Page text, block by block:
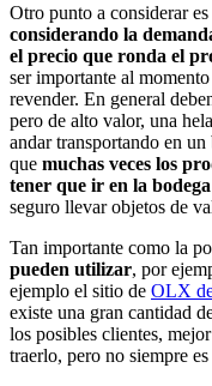
Otro punto a considerar es
considerando la
el precio que ronda el
ser importante al
revender. En general
pero de alto valor, una
andar transportando en
que muchas veces los
tener que ir en la
seguro llevar objetos de
Tan importante como la
pueden utilizar, por
ejemplo el sitio de OLX
existe una gran cantidad
los posibles clientes,
traerlo, pero no siempre